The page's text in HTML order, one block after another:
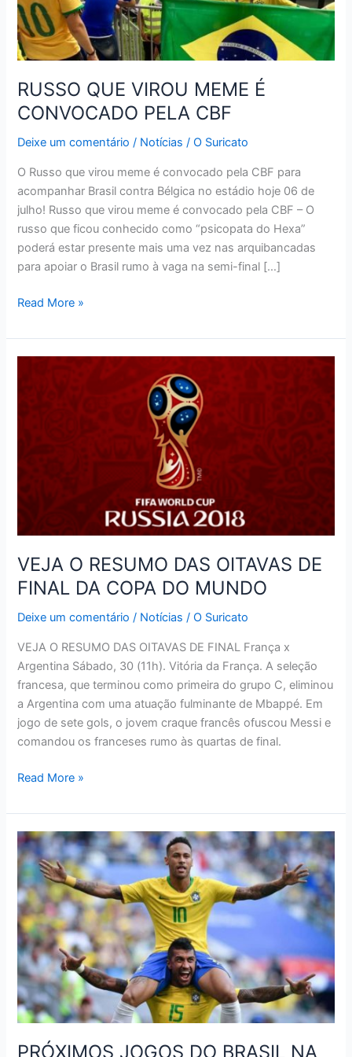
RUSSO QUE VIROU MEME É
CONVOCADO PELA CBF
Deixe um comentário / Notícias /O Suricato
O Russo que virou meme é convocado pela CBF para
acompanhar Brasil contra Bélgica no estádio hoje 06 de
julho! Russo que virou meme é convocado pela CBF – O
russo que ficou conhecido como “psicopata do Hexa”
poderá estar presente mais uma vez nas arquibancadas
para apoiar o Brasil rumo à vaga na semi-final […]
RUSSO
VIROU
MEME
CONVOCADO
PELA
CBF
Read More »
VEJA O RESUMO DAS OITAVAS DE
FINAL DA COPA DO MUNDO
Deixe um comentário / Notícias /O Suricato
VEJA O RESUMO DAS OITAVAS DE FINAL França x
Argentina Sábado, 30 (11h). Vitória da França. A seleção
francesa, que terminou como primeira do grupo C, eliminou
a Argentina com uma atuação fulminante de Mbappé. Em
jogo de sete gols, o jovem craque francês ofuscou Messi e
comandou os franceses rumo às quartas de final.
VEJA
RESUMO
DAS
OITAVAS
DE
FINAL
DA
COPA
DO
MUNDO
Read More »
PRÓXIMOS JOGOS DO BRASIL NA